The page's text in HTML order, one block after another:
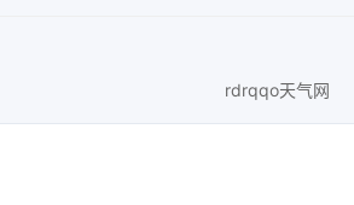
rdrqqo天气网